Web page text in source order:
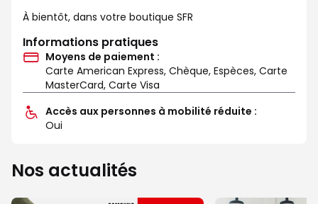
À bientôt, dans votre boutique SFR
Informations pratiques
Moyens de paiement :
Carte American Express, Chèque, Espèces, Carte
MasterCard, Carte Visa
Accès aux personnes à mobilité réduite :
Oui
Nos actualités